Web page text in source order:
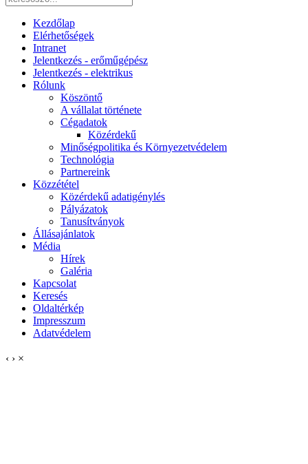
Kezdőlap
Elérhetőségek
Intranet
Jelentkezés - erőműgépész
Jelentkezés - elektrikus
Rólunk
Köszöntő
A vállalat története
Cégadatok
Közérdekű
Minőségpolitika és Környezetvédelem
Technológia
Partnereink
Közzététel
Közérdekű adatigénylés
Pályázatok
Tanusítványok
Állásajánlatok
Média
Hírek
Galéria
Kapcsolat
Keresés
Oldaltérkép
Impresszum
Adatvédelem
‹ › ×